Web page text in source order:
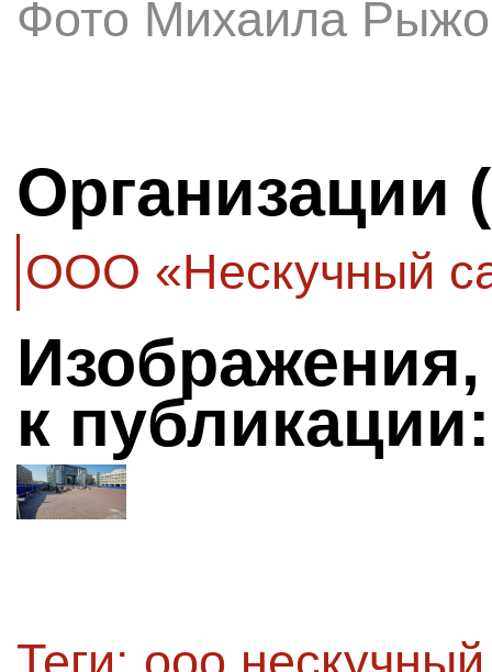
Фото Михаила
Организации
ООО «Нескучный
к публикации: